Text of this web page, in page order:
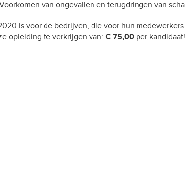
Voorkomen van ongevallen en terugdringen van
is voor de bedrijven, die voor hun
opleiding te verkrijgen van: € 75,00per kandidaat!